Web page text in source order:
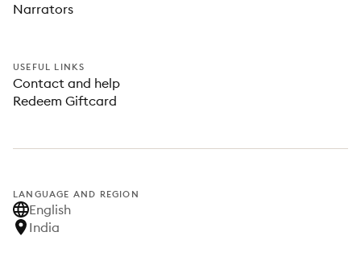
Narrators
USEFUL LINKS
Contact and help
Redeem Giftcard
LANGUAGE AND REGION
English
India